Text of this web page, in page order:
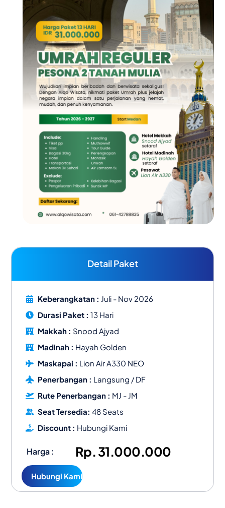
Detail Paket
Keberangkatan : Juli - Nov 2026
Durasi Paket : 13 Hari
Makkah : Snood Ajyad
Madinah : Hayah Golden
Maskapai : Lion Air A330 NEO
Penerbangan : Langsung / DF
Rute Penerbangan : MJ - JM
Seat Tersedia: 48 Seats
Discount : Hubungi Kami
Harga : Rp. 31.000.000
Hubungi Kami